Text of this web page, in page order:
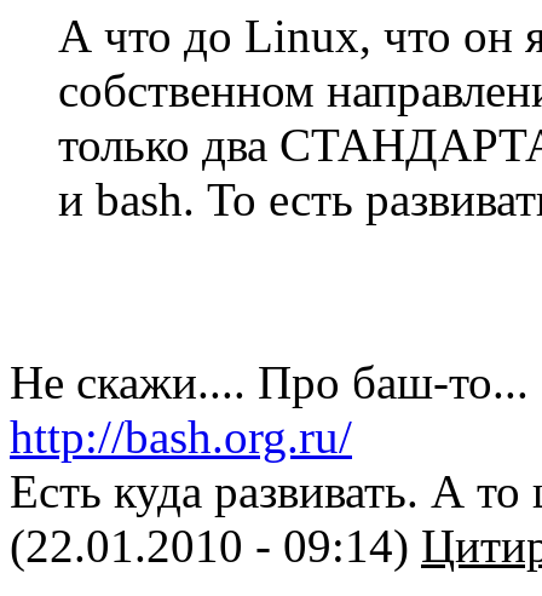
А что до Linux, что он
собственном
только два
и bash. То есть
Не скажи.... Про баш-то...
http://bash.org.ru/
Есть куда развивать. А
(22.01.2010 - 09:14)